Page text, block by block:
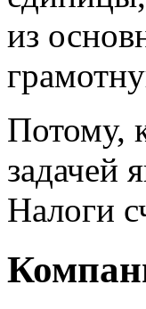
из
Потому,
задачей
Налоги